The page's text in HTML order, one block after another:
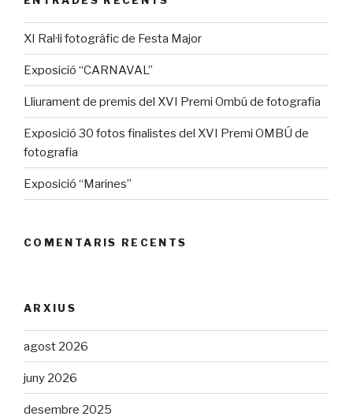
XI Ral·li fotogràfic de Festa Major
Exposició “CARNAVAL”
Lliurament de premis del XVI Premi Ombú de fotografia
Exposició 30 fotos finalistes del XVI Premi OMBÚ de
fotografia
Exposició “Marines”
COMENTARIS RECENTS
ARXIUS
agost 2026
juny 2026
desembre 2025